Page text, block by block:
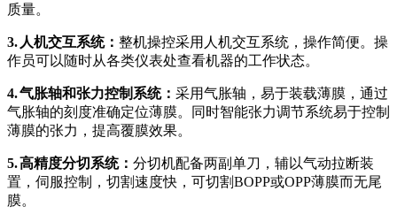
质量。
3. 人机交互系统： 整机操控采用人机交互系统 ，操作简便。操
作员可以随时从各类仪表处查看机器的工作状态。
4.气胀轴和张力控制系统： 采用气胀轴，易于装载薄膜，通过
气胀轴的刻度准确定位薄膜。同时智能张力调节系统易于控制
薄膜的张力，提高覆膜效果。
5.高精度分切系统： 分切机配备两副单刀，辅以气动拉断装
置，伺服控制，切割速度快，可切割BOPP或OPP薄膜而无尾
膜。